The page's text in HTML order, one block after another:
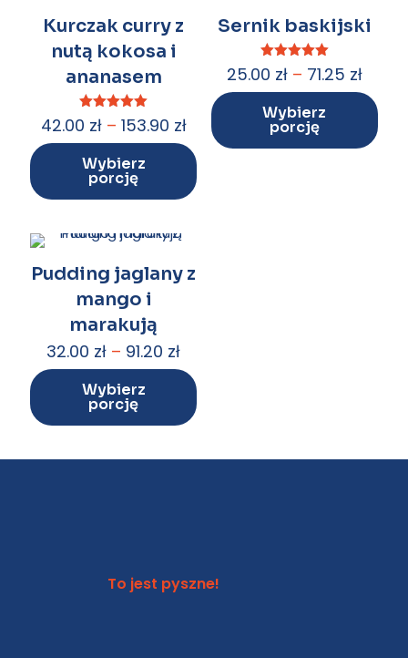
Kurczak curry z
nutą kokosa i
ananasem
Oceniono
5.00
na 5
42.00 zł – 153.90 zł
Wybierz
porcję
Sernik baskijski
Oceniono
5.00
na 5
25.00 zł – 71.25 zł
Wybierz
porcję
Pudding jaglany z
mango i
marakują
32.00 zł – 91.20 zł
Wybierz
porcję
To jest pyszne!